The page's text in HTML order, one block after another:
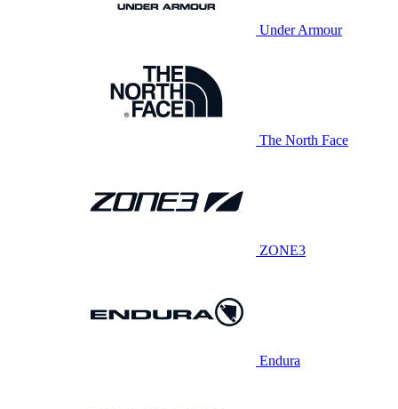
Under Armour
The North Face
ZONE3
Endura